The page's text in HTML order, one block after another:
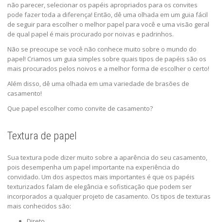
não parecer, selecionar os papéis apropriados para os convites
pode fazer toda a diferença! Então, dê uma olhada em um guia fácil
de seguir para escolher o melhor papel para você e uma visão geral
de qual papel é mais procurado por noivas e padrinhos.
Não se preocupe se você não conhece muito sobre o mundo do
papel! Criamos um guia simples sobre quais tipos de papéis são os
mais procurados pelos noivos e a melhor forma de escolher o certo!
Além disso, dê uma olhada em uma variedade de brasões de
casamento!
Que papel escolher como convite de casamento?
Textura de papel
Sua textura pode dizer muito sobre a aparência do seu casamento,
pois desempenha um papel importante na experiência do
convidado. Um dos aspectos mais importantes é que os papéis
texturizados falam de elegância e sofisticação que podem ser
incorporados a qualquer projeto de casamento. Os tipos de texturas
mais conhecidos são: